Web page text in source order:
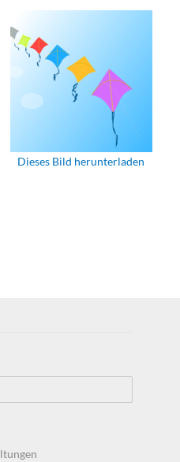
Dieses Bild herunterladen